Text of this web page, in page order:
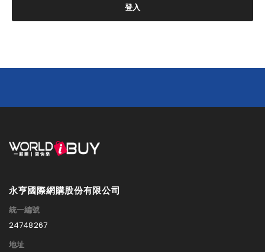
登入
永亨國際網購股份有限公司
統一編號
24748267
地址